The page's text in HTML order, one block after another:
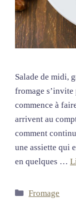
Salade de midi,
fromage
commence à
arrivent au
comment
une assiette qui
en quelques …
Catégories
Fromage